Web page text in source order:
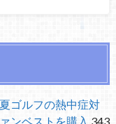
ゴルフの熱中症対
ンベストを購入 343